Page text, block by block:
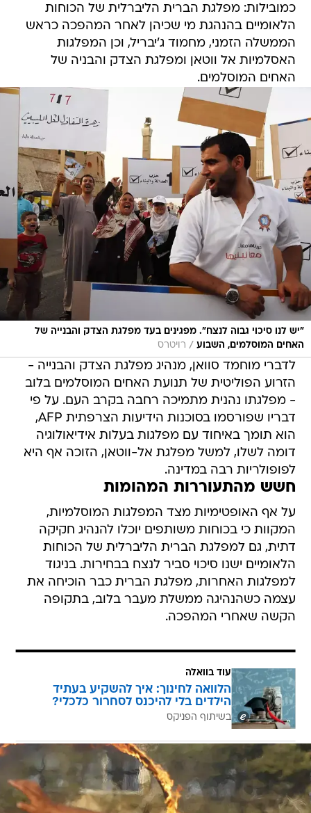
כמובילות: מפלגת הברית הליברלית של הכוחות
הלאומיים בהנהגת מי שכיהן לאחר המהפכה כראש
הממשלה הזמני, מחמוד ג'יבריל, וכן המפלגות
האסלמיות אל ווטאן ומפלגת הצדק והבניה של
האחים המוסלמים.
"יש לנו סיכוי גבוה לנצח". מפגינים בעד מפלגת הצדק והבנייה של
האחים המוסלמים, השבוע / רויטרס
לדברי מוחמד סוואן, מנהיג מפלגת הצדק והבנייה -
הזרוע הפוליטית של תנועת האחים המוסלמים בלוב
- מפלגתו נהנית מתמיכה רחבה בקרב העם. על פי
דבריו שפורסמו בסוכנות הידיעות הצרפתית AFP,
הוא תומך באיחוד עם מפלגות בעלות אידיאולוגיה
דומה לשלו, למשל מפלגת אל-ווטאן, הזוכה אף היא
לפופולריות רבה במדינה.
חשש מהתעוררות המהומות
על אף האופטימיות מצד המפלגות המוסלמיות,
המקוות כי בכוחות משותפים יוכלו להנהיג חקיקה
דתית, גם למפלגת הברית הליברלית של הכוחות
הלאומיים ישנו סיכוי סביר לנצח בבחירות. בניגוד
למפלגות האחרות, מפלגת הברית כבר הוכיחה את
עצמה כשהנהיגה ממשלת מעבר בלוב, בתקופה
הקשה שאחרי המהפכה.
עוד בוואלה
הלוואה לחינוך: איך להשקיע בעתיד
הילדים בלי להיכנס לסחרור כלכלי?
בשיתוף הפניקס